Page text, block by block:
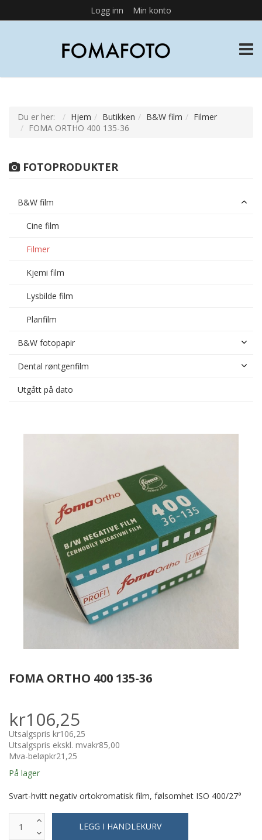
Logg inn Min konto
Du er her: Hjem Butikken B&W film
Filmer
FOMA ORTHO 400 135-36
FOTOPRODUKTER
B&W film
Cine film
Filmer
Kjemi film
Lysbilde film
Planfilm
B&W fotopapir
Dental røntgenfilm
Utgått på dato
FOMA ORTHO 400 135-36
kr106,25
Utsalgspris kr106,25
Utsalgspris ekskl. mvakr85,00
Mva-beløpkr21,25
På lager
Svart-hvitt negativ ortokromatisk film, følsomhet ISO 400/27°